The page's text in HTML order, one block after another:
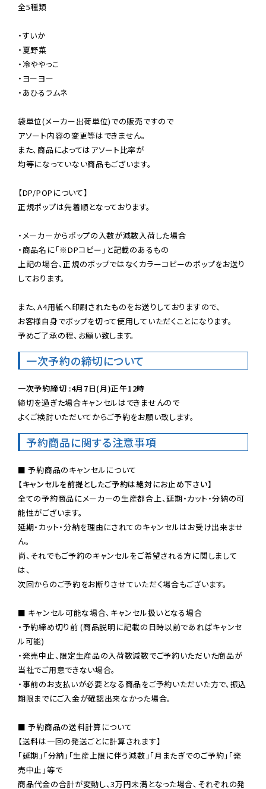
全5種類
・すいか
・夏野菜
・冷ややっこ
・ヨーヨー
・あひるラムネ
袋単位(メーカー出荷単位)での販売ですので
アソート内容の変更等はできません。
また、商品によってはアソート比率が
均等になっていない商品もございます。
【DP/POPについて】
正規ポップは先着順となっております。
・メーカーからポップの入数が減数入荷した場合
・商品名に「※DPコピー」と記載のあるもの
上記の場合、正規のポップではなくカラーコピーのポップをお送り
しております。
また、A4用紙へ印刷されたものをお送りしておりますので、
お客様自身でポップを切って使用していただくことになります。
予めご了承の程、お願い致します。
一次予約の締切について
一次予約締切 :4月7日(月)正午12時
締切を過ぎた場合キャンセルはできませんので
よくご検討いただいてからご予約をお願い致します。
予約商品に関する注意事項
【キャンセルを前提としたご予約は絶対にお止め下さい】
全ての予約商品にメーカーの生産都合上、延期・カット・分納の可
能性がございます。
延期・カット・分納を理由にされてのキャンセルはお受け出来ませ
ん。
尚、それでもご予約のキャンセルをご希望される方に関しまして
は、
次回からのご予約をお断りさせていただく場合もございます。
■ キャンセル可能な場合、キャンセル扱いとなる場合
・予約締め切り前 (商品説明に記載の日時以前であればキャンセ
ル可能)
・発売中止、限定生産品の入荷数減数でご予約いただいた商品が
当社でご用意できない場合。
・事前のお支払いが必要となる商品をご予約いただいた方で、振込
期限までにご入金が確認出来なかった場合。
■ 予約商品の送料計算について
【送料は一回の発送ごとに計算されます】
「延期」「分納」「生産上限に伴う減数」「月またぎでのご予約」「発
売中止」等で
商品代金の合計が変動し、3万円未満となった場合、それぞれの発